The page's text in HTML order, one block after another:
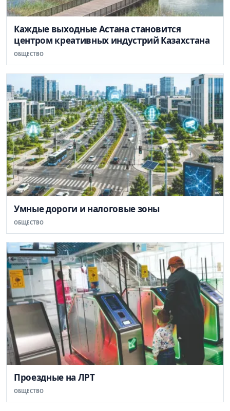
Каждые выходные Астана становится
центром креативных индустрий Казахстана
ОБЩЕСТВО
Умные дороги и налоговые зоны
ОБЩЕСТВО
Проездные на ЛРТ
ОБЩЕСТВО